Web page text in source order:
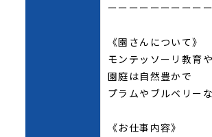
ーーーーーーーーー
《園さんについて》
モンテッソーリ教育
園庭は自然豊かで
プラムやブルベリー
《お仕事内容》